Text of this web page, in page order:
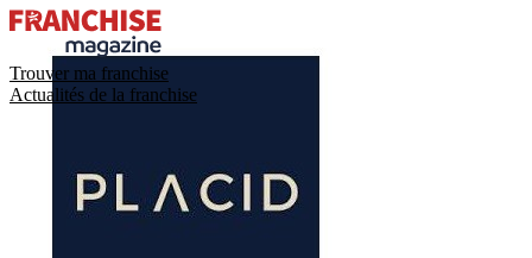
Trouver ma franchise
Actualités de la franchise